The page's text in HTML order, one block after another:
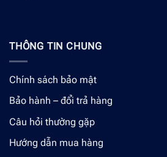
THÔNG TIN CHUNG
Chính sách bảo mật
Bảo hành – đổi trả hàng
Câu hỏi thường gặp
Hướng dẫn mua hàng